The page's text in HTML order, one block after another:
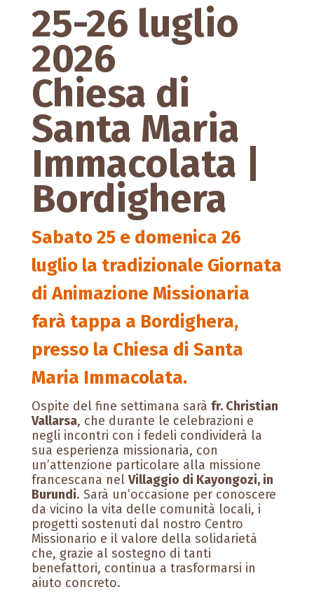
25-26 luglio
2026
Chiesa di
Santa Maria
Immacolata |
Bordighera
Sabato 25 e domenica 26
luglio la tradizionale Giornata
di Animazione Missionaria
farà tappa a Bordighera,
presso la Chiesa di Santa
Maria Immacolata.
Ospite del fine settimana sarà fr. Christian
Vallarsa, che durante le celebrazioni e
negli incontri con i fedeli condividerà la
sua esperienza missionaria, con
un’attenzione particolare alla missione
francescana nel Villaggio di Kayongozi, in
Burundi. Sarà un’occasione per conoscere
da vicino la vita delle comunità locali, i
progetti sostenuti dal nostro Centro
Missionario e il valore della solidarietà
che, grazie al sostegno di tanti
benefattori, continua a trasformarsi in
aiuto concreto.